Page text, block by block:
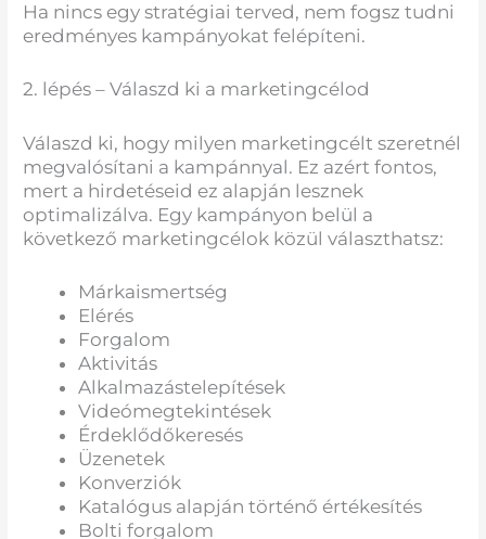
Ha nincs egy stratégiai terved, nem fogsz tudni
eredményes kampányokat felépíteni.
2. lépés – Válaszd ki a marketingcélod
Válaszd ki, hogy milyen marketingcélt szeretnél
megvalósítani a kampánnyal. Ez azért fontos,
mert a hirdetéseid ez alapján lesznek
optimalizálva. Egy kampányon belül a
következő marketingcélok közül választhatsz:
Márkaismertség
Elérés
Forgalom
Aktivitás
Alkalmazástelepítések
Videómegtekintések
Érdeklődőkeresés
Üzenetek
Konverziók
Katalógus alapján történő értékesítés
Bolti forgalom